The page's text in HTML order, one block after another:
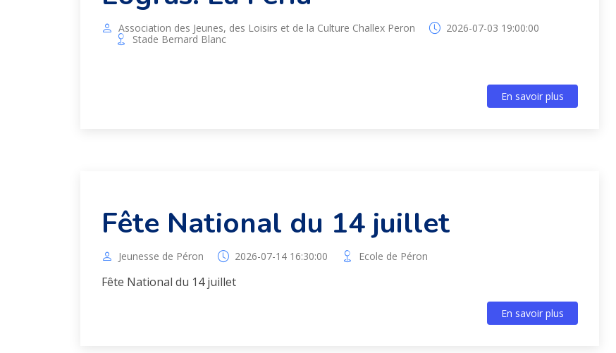
Association des Jeunes, des Loisirs et de la Culture Challex Peron
2026-07-03 19:00:00
Stade Bernard Blanc
En savoir plus
Fête National du 14 juillet
Jeunesse de Péron 2026-07-14 16:30:00 Ecole de Péron
Fête National du 14 juillet
En savoir plus